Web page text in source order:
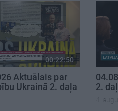
00:22:50
Aktuālais par
Ukrainā 2. daļa
2.
4.